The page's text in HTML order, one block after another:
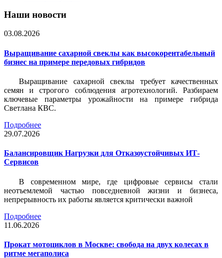
Наши новости
03.08.2026
Выращивание сахарной свеклы как высокорентабельный
бизнес на примере передовых гибридов
Выращивание сахарной свеклы требует качественных
семян и строгого соблюдения агротехнологий. Разбираем
ключевые параметры урожайности на примере гибрида
Светлана КВС.
Подробнее
29.07.2026
Балансировщик Нагрузки для Отказоустойчивых ИТ-
Сервисов
В современном мире, где цифровые сервисы стали
неотъемлемой частью повседневной жизни и бизнеса,
непрерывность их работы является критически важной
Подробнее
11.06.2026
Прокат мотоциклов в Москве: свобода на двух колесах в
ритме мегаполиса